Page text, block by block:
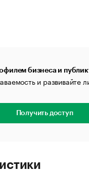
бизнеса и
и развивайте
Получить доступ